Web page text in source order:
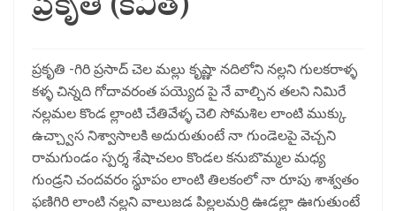
ప్రకృతి -గిరి ప్రసాద్ చెల మల్లు కృష్ణా నదిలోని నల్లని గులకరాళ్ళ
కళ్ళ చిన్నది గోదావరంత పయ్యెద పై నే వాల్చిన తలని నిమిరే
నల్లమల కొండ ల్లాంటి చేతివేళ్ళ చెలి సోమశిల లాంటి ముక్కు
ఉచ్చ్వాస నిశ్వాసాలకి అదురుతుంటే నా గుండెలపై వెచ్చని
రామగుండం స్పర్శ శేషాచలం కొండల కనుబొమ్మల మధ్య
గుండ్రని చందవరం స్థూపం లాంటి తిలకంలో నా రూపు శాశ్వతం
ఫణిగిరి లాంటి నల్లని వాలుజడ పిల్లలమర్రి ఊడల్లా ఊగుతుంటే